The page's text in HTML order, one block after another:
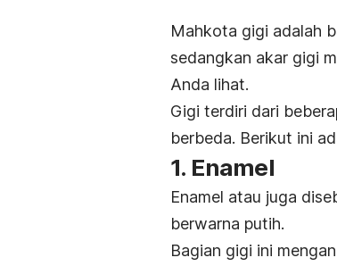
Mahkota gigi adalah
sedangkan akar gigi
Anda lihat.
Gigi terdiri dari
berbeda. Berikut ini
1. Enamel
Enamel atau juga
berwarna putih.
Bagian gigi ini